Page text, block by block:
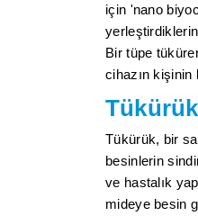
için 'nano
Bir tüpe
cihazın kişinin
Tükürük, bir
besinlerin
ve hastalık
mideye besin